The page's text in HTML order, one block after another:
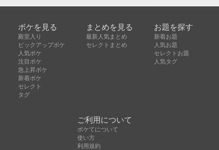
ボケを見る
殿堂入り
ピックアップボケ
人気ボケ
注目ボケ
急上昇ボケ
新着ボケ
セレクト
タグ
まとめを見る
最新人気まとめ
セレクトまとめ
お題を探す
新着お題
人気お題
セレクトお題
人気タグ
ご利用について
ボケてについて
使い方
利用規約